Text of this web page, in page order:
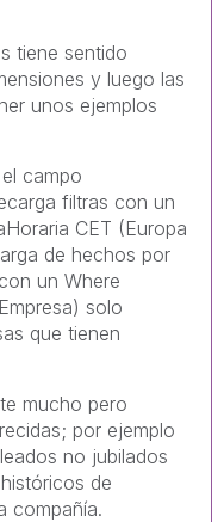
tiene sentido
y luego las
unos ejemplos
campo
filtras con un
CET (Europa
de hechos por
un Where
solo
que tienen
mucho pero
por ejemplo
no jubilados
de
compañía.